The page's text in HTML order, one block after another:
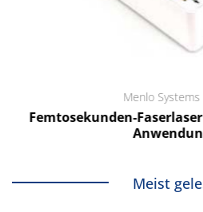
Menlo Systems
Femtosekunden-
Meist